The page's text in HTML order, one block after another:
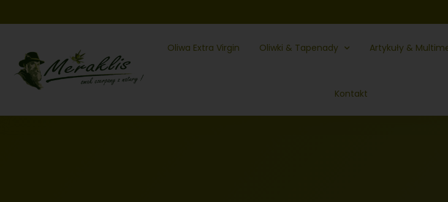
Oliwa Extra Virgin Oliwki & Tapenady Artykuły &
Kontakt